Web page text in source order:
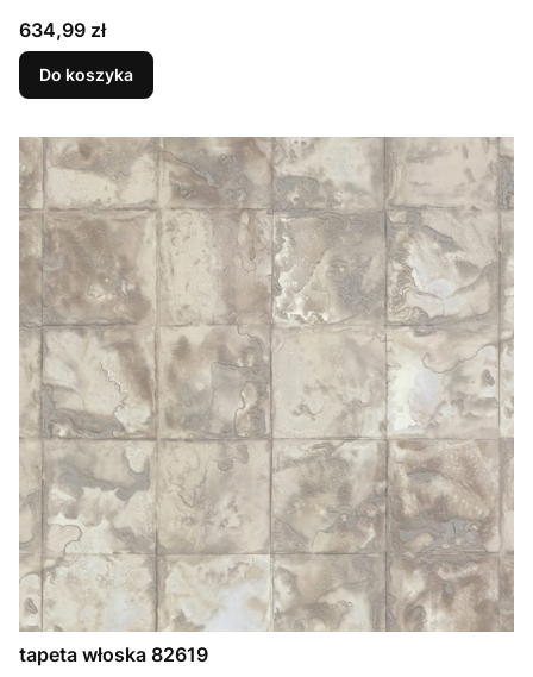
Cena
634,99 zł
Do koszyka
tapeta włoska 82619